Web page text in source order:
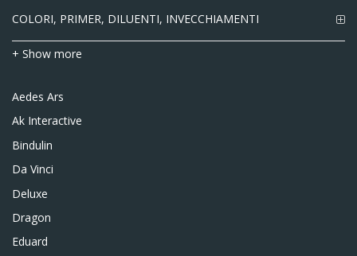
COLORI, PRIMER, DILUENTI, INVECCHIAMENTI
+ Show more
Aedes Ars
Ak Interactive
Bindulin
Da Vinci
Deluxe
Dragon
Eduard